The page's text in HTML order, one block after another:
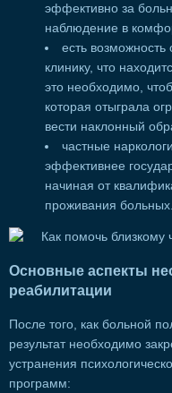
эффективно за
наблюдение в
есть возможность
клинику, что
это необходимо,
которая отыграла
вести наклонный
частные
эффективнее
начиная от
проживания больных.
Основные аспекты
реабилитации
После того, как больной
результат необходимо
устранения
программ: